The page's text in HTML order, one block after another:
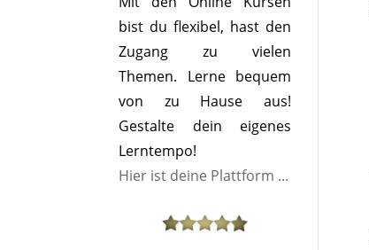
bist du flexibel, hast den
Zugang zu vielen
Themen. Lerne bequem
von zu Hause aus!
Gestalte dein eigenes
Lerntempo!
Hier ist deine Plattform ...